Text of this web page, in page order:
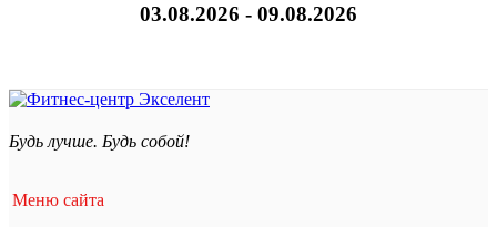
03.08.2026 - 09.08.2026
Будь лучше. Будь собой!
Меню сайта